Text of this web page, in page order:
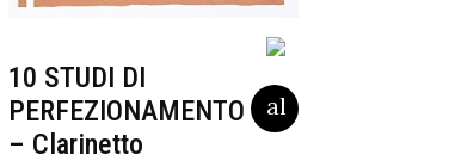
10 STUDI DI
PERFEZIONAMENTO
– Clarinetto